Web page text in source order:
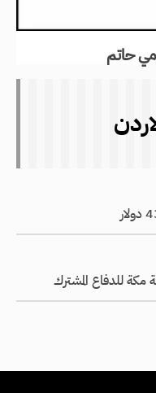
حاتم
مكة للدفاع المشترك